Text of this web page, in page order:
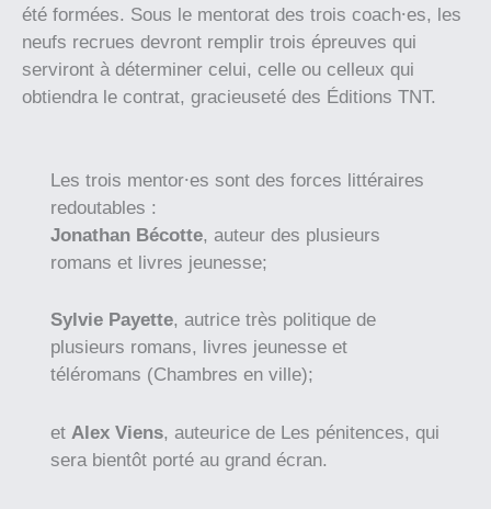
été formées. Sous le mentorat des trois coach⸱es, les
neufs recrues devront remplir trois épreuves qui
serviront à déterminer celui, celle ou celleux qui
obtiendra le contrat, gracieuseté des Éditions TNT.
Les trois mentor⸱es sont des forces littéraires
redoutables :
Jonathan Bécotte, auteur des plusieurs
romans et livres jeunesse;
Sylvie Payette, autrice très politique de
plusieurs romans, livres jeunesse et
téléromans (Chambres en ville);
et Alex Viens, auteurice de Les pénitences, qui
sera bientôt porté au grand écran.